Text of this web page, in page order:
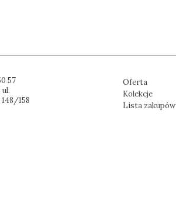
57
158
Oferta
Kolekcje
Lista zakupów